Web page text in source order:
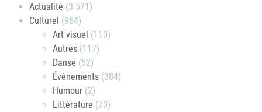
Actualité (3 571)
Culturel (964)
Art visuel (110)
Autres (117)
Danse (52)
Évènements (384)
Humour (2)
Littérature (70)